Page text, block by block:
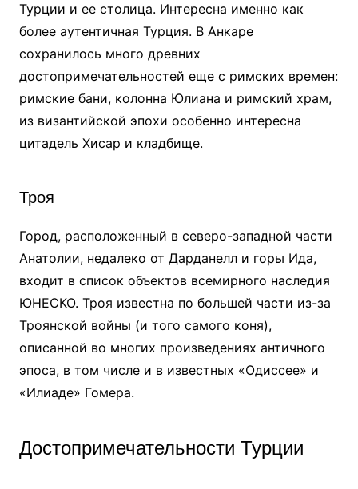
Турции и ее столица. Интересна именно как
более аутентичная Турция. В Анкаре
сохранилось много древних
достопримечательностей еще с римских времен:
римские бани, колонна Юлиана и римский храм,
из византийской эпохи особенно интересна
цитадель Хисар и кладбище.
Троя
Город, расположенный в северо-западной части
Анатолии, недалеко от Дарданелл и горы Ида,
входит в список объектов всемирного наследия
ЮНЕСКО. Троя известна по большей части из-за
Троянской войны (и того самого коня),
описанной во многих произведениях античного
эпоса, в том числе и в известных «Одиссее» и
«Илиаде» Гомера.
Достопримечательности Турции